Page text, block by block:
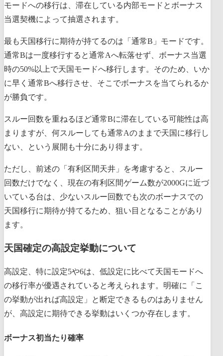
モードへの移行は、滞在している内部モードとボーナス
当選契機によって抽選されます。
最も天国移行に期待が持てるのは「通常B」モードです。
通常Bは一度移行すると通常Aへ転落せず、ボーナス当選
時の50%以上で天国モードへ移行します。そのため、いか
に早く通常Bへ移行させ、そこでボーナスを当てられるか
が勝負です。
スルー回数を重ねるほど通常Bに滞在している可能性は高
まりますが、何スルーしても通常Aのままで天国に移行し
ない、という展開も十分にあり得ます。
ただし、前述の「有利区間天井」を考慮すると、スルー
回数だけでなく、現在の有利区間ゲーム数が2000Gに近づ
いている台は、少ないスルー回数でも次のボーナスでの
天国移行に期待が持てるため、狙い目となることがあり
ます。
天国確定の高設定挙動について
高設定、特に設定5や6は、低設定に比べて天国モードへ
の移行率が優遇されていると考えられます。明確に「こ
の挙動が出れば高設定」と断定できるものはありません
が、高設定に期待できる挙動はいくつか存在します。
ボーナス初当たり確率